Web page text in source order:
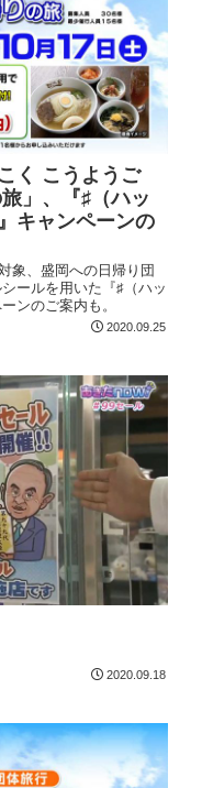
く こうようご
」、『♯（ハッ
キャンペーンの
象、盛岡への日帰り団
ールを用いた『♯（ハッ
ンのご案内も。
2020.09.25
2020.09.18